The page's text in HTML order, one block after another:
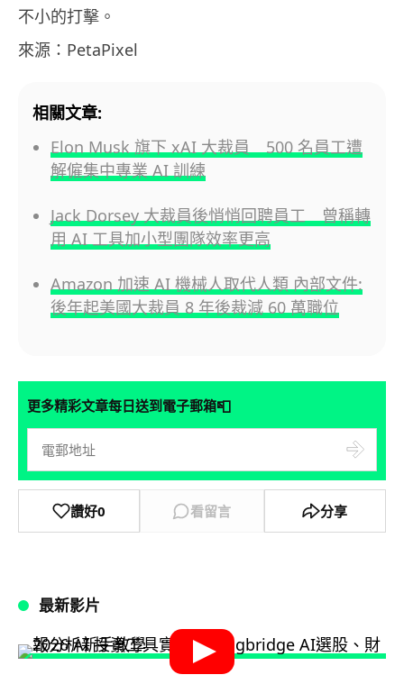
不小的打擊。
來源：PetaPixel
相關文章:
Elon Musk 旗下 xAI 大裁員 500 名員工遭
解僱集中專業 AI 訓練
Jack Dorsey 大裁員後悄悄回聘員工 曾稱轉
用 AI 工具加小型團隊效率更高
Amazon 加速 AI 機械人取代人類 內部文件:
後年起美國大裁員 8 年後裁減 60 萬職位
更多精彩文章每日送到電子郵箱📮
讚好0 看留言 分享
最新影片